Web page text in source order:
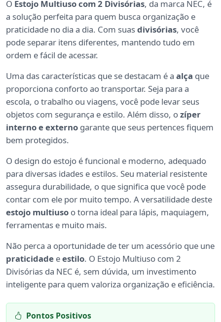
O Estojo Multiuso com 2 Divisórias, da marca NEC, é
a solução perfeita para quem busca organização e
praticidade no dia a dia. Com suasdivisórias, você
pode separar itens diferentes, mantendo tudo em
ordem e fácil de acessar.
Uma das características que se destacam é a alça que
proporciona conforto ao transportar. Seja para a
escola, o trabalho ou viagens, você pode levar seus
objetos com segurança e estilo. Além disso, ozíper
interno e externo garante que seus pertences fiquem
bem protegidos.
O design do estojo é funcional e moderno, adequado
para diversas idades e estilos. Seu material resistente
assegura durabilidade, o que significa que você pode
contar com ele por muito tempo. A versatilidade deste
estojo multiuso o torna ideal para lápis, maquiagem,
ferramentas e muito mais.
Não perca a oportunidade de ter um acessório que une
praticidade eestilo. O Estojo Multiuso com 2
Divisórias da NEC é, sem dúvida, um investimento
inteligente para quem valoriza organização e eficiência.
Pontos Positivos